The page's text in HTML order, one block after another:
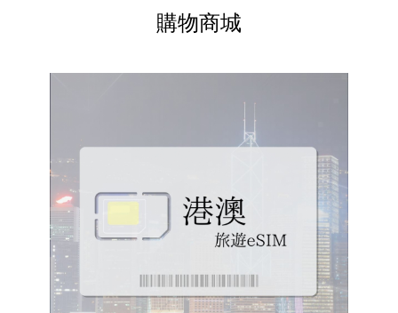
購物商城